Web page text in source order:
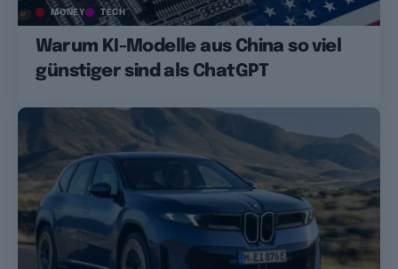
MONEY TECH
Warum KI-Modelle aus China so viel
günstiger sind als ChatGPT